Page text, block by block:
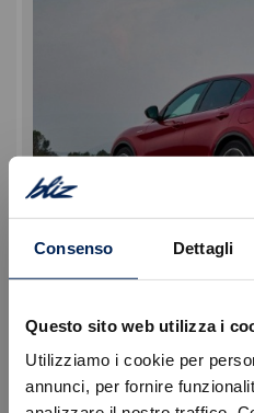
Consenso Dettagli
Questo sito web utilizza i
Utilizziamo i cookie per
annunci, per fornire
Dinamica di guida
Il SUV sportivo ideale per
indimenticabili. Stelvio
di guida eccezionali grazie